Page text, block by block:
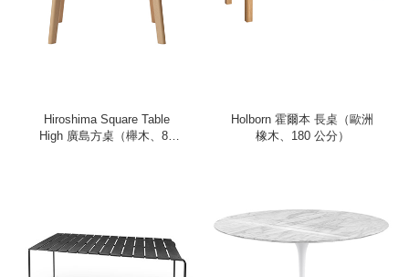
Hiroshima Square Table
High 廣島方桌（櫸木、85
Holborn 霍爾本 長桌（歐洲
橡木、180 公分）